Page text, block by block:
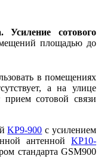
сотового
площадью до
в помещениях
а на улице
сотовой связи
KP9-900 с усилением
антенной KP10-
стандарта GSM900